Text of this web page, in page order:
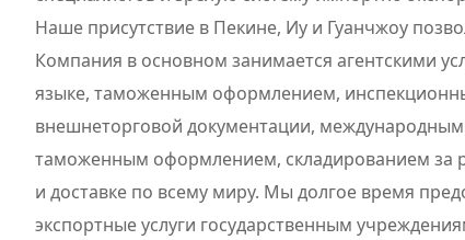
Наше присутствие в Пекине, Иу и Гуанчжоу
Компания в основном занимается агентскими
языке, таможенным оформлением,
внешнеторговой документации,
таможенным оформлением, складированием за
и доставке по всему миру. Мы долгое время
экспортные услуги государственным